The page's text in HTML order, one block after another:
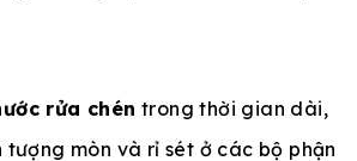
rửa chén trong thời gian dài,
tượng mòn và rỉ sét ở các bộ phận